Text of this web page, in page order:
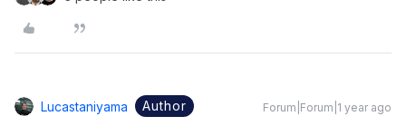
Lucastaniyama Author Forum|Forum|1 year ago